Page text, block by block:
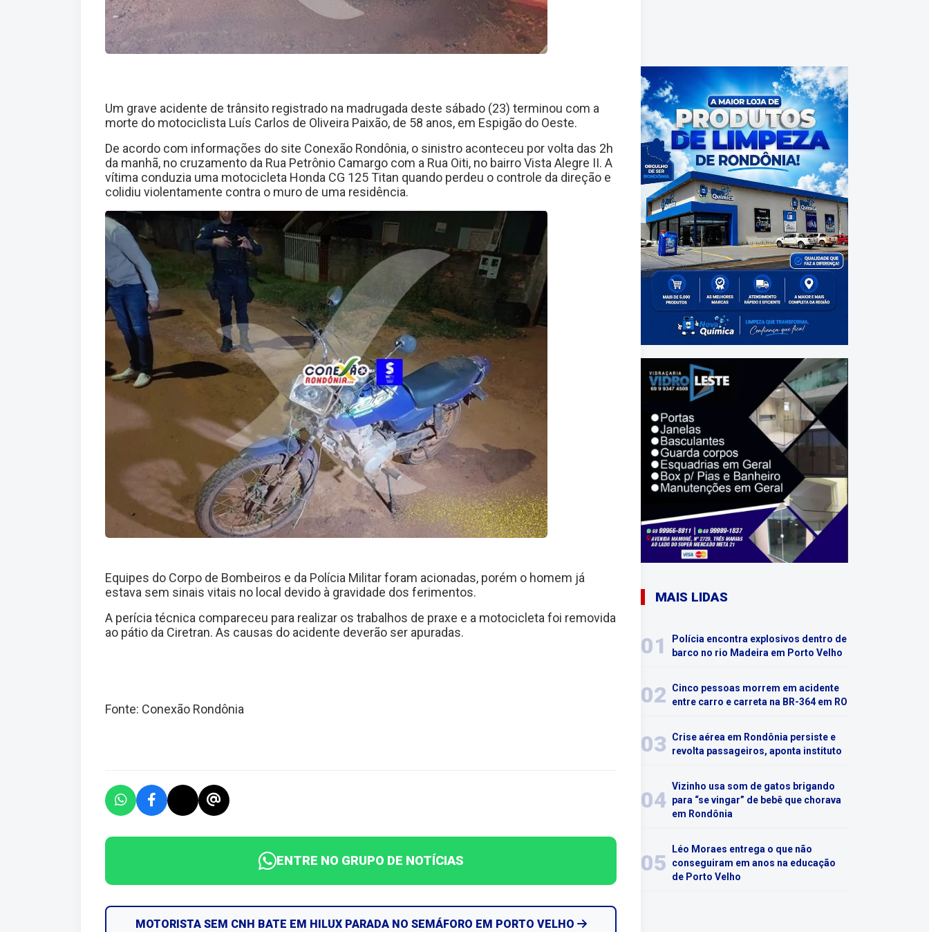
Um grave acidente de trânsito registrado na madrugada deste sábado (23) terminou com a
morte do motociclista Luís Carlos de Oliveira Paixão, de 58 anos, em Espigão do Oeste.
De acordo com informações do site Conexão Rondônia, o sinistro aconteceu por volta das 2h
da manhã, no cruzamento da Rua Petrônio Camargo com a Rua Oiti, no bairro Vista Alegre II. A
vítima conduzia uma motocicleta Honda CG 125 Titan quando perdeu o controle da direção e
colidiu violentamente contra o muro de uma residência.
Equipes do Corpo de Bombeiros e da Polícia Militar foram acionadas, porém o homem já
estava sem sinais vitais no local devido à gravidade dos ferimentos.
A perícia técnica compareceu para realizar os trabalhos de praxe e a motocicleta foi removida
ao pátio da Ciretran. As causas do acidente deverão ser apuradas.
Fonte: Conexão Rondônia
ENTRE NO GRUPO DE NOTÍCIAS
MOTORISTA SEM CNH BATE EM HILUX PARADA NO SEMÁFORO EM PORTO VELHO
MAIS LIDAS
01
Polícia encontra explosivos dentro de
barco no rio Madeira em Porto Velho
02
Cinco pessoas morrem em acidente
entre carro e carreta na BR-364 em RO
03
Crise aérea em Rondônia persiste e
revolta passageiros, aponta instituto
04
Vizinho usa som de gatos brigando
para “se vingar” de bebê que chorava
em Rondônia
05
Léo Moraes entrega o que não
conseguiram em anos na educação
de Porto Velho